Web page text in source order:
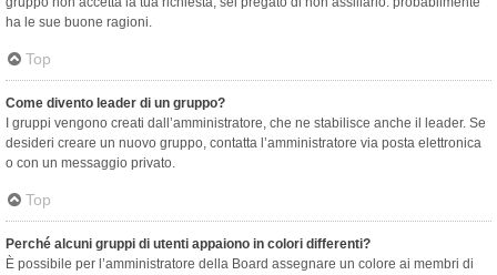
ha le sue buone ragioni.
Top
Come divento leader di un gruppo?
I gruppi vengono creati dall’amministratore, che ne stabilisce anche il leader. Se
desideri creare un nuovo gruppo, contatta l’amministratore via posta elettronica
o con un messaggio privato.
Top
Perché alcuni gruppi di utenti appaiono in colori differenti?
È possibile per l’amministratore della Board assegnare un colore ai membri di